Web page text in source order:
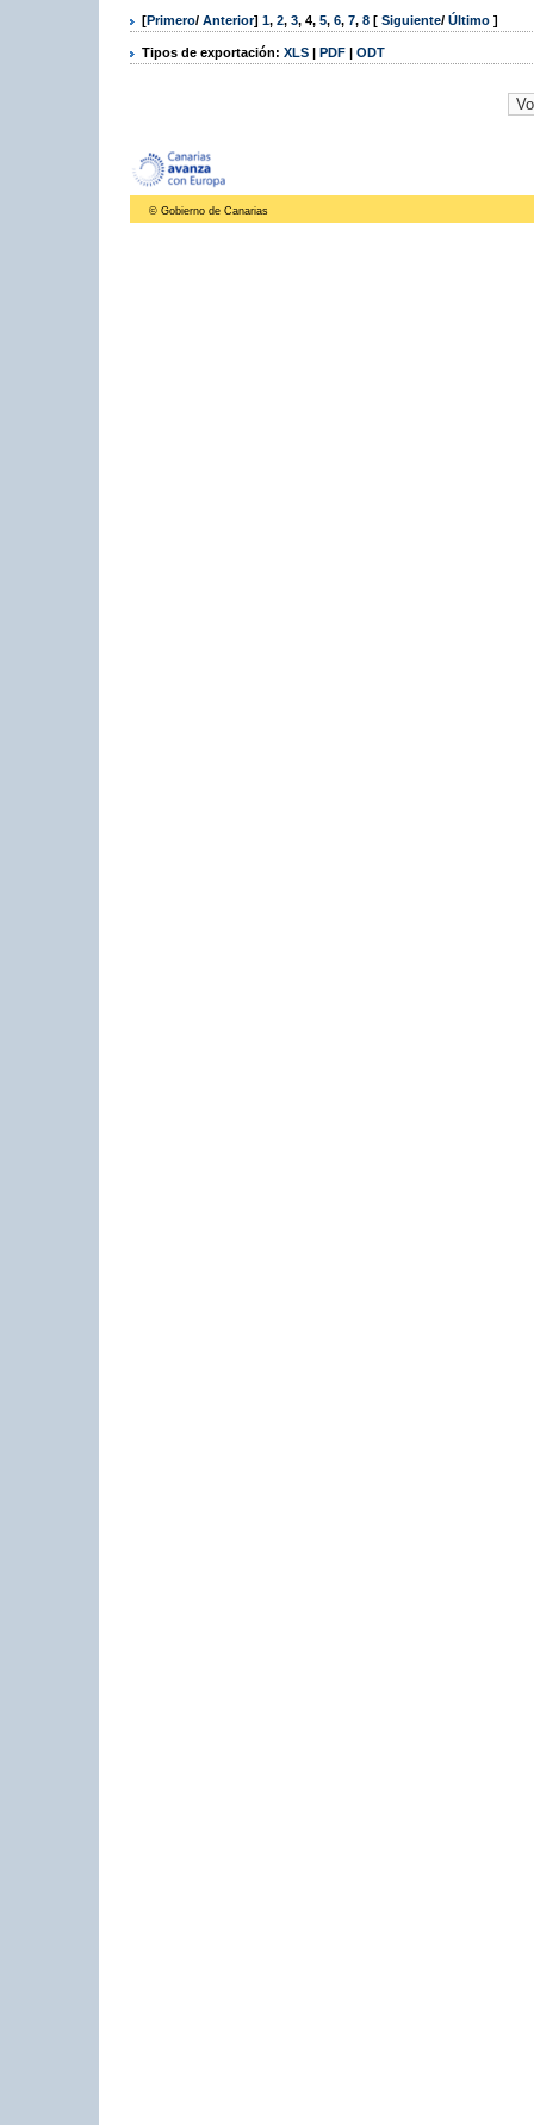
[Primero/ Anterior] 1, 2, 3, 4, 5, 6, 7, 8 [ Siguiente/ Último ]
Tipos de exportación: XLS | PDF | ODT
© Gobierno de Canarias